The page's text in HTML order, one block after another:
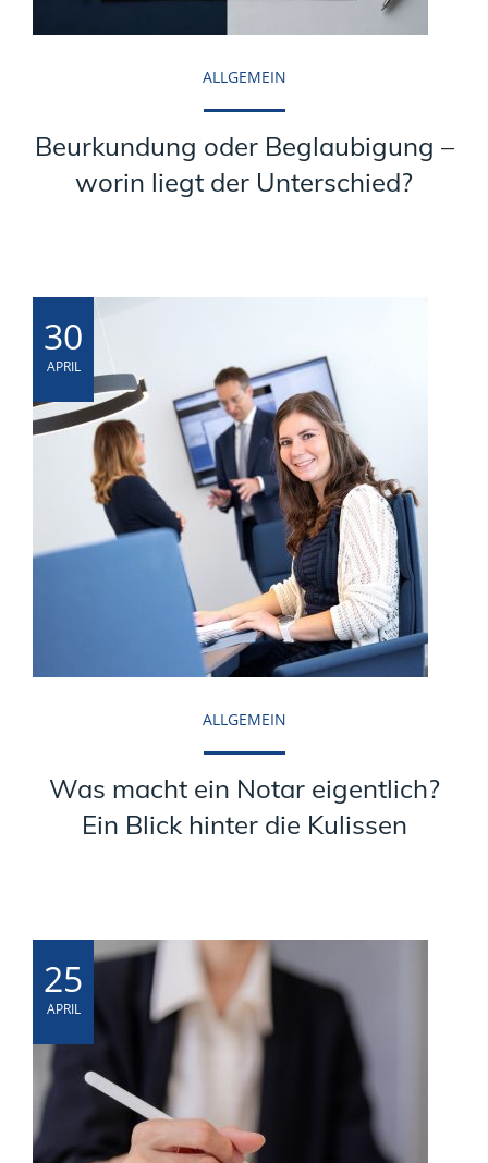
ALLGEMEIN
Beurkundung oder Beglaubigung –
worin liegt der Unterschied?
30
APRIL
ALLGEMEIN
Was macht ein Notar eigentlich?
Ein Blick hinter die Kulissen
25
APRIL